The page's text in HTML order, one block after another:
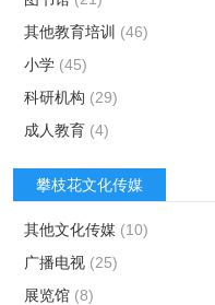
其他教育培训 (46)
小学 (45)
科研机构 (29)
成人教育 (4)
攀枝花文化传媒
其他文化传媒 (10)
广播电视 (25)
展览馆 (8)